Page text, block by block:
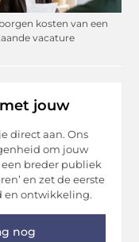
kosten van een
vacature
jouw
direct aan. Ons
om jouw
breder publiek
en zet de eerste
en ontwikkeling.
nog